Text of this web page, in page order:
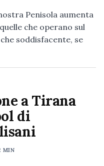
Penisola aumenta
che operano sul
soddisfacente, se
a Tirana
di
MIN